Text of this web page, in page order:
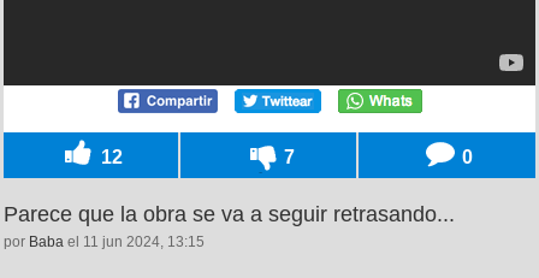
12 7 0
Parece que la obra se va a seguir retrasando...
por Baba el 11 jun 2024, 13:15